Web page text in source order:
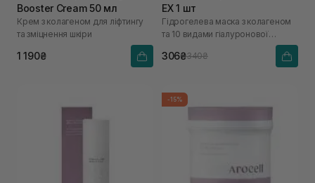
Booster Cream 50 мл
Крем з колагеном для ліфтингу
та зміцнення шкіри
1 190₴
EX 1 шт
Гідрогелева маска з колагеном
та 10 видами гіалуронової
306₴340₴
-15%